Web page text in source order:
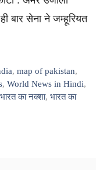
बार सेना ने जम्हूरियत
,map of pakistan,
, World News in Hindi,
भारत का नक्शा, भारत का